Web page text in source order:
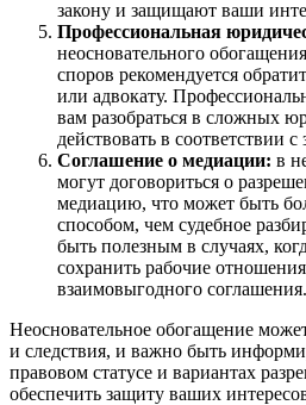
закону и защищают ваши
Профессиональная
неосновательного
споров рекомендуется
или адвокату.
вам разобраться в сложных
действовать в соответствии с
Соглашение о медиации: в
могут договориться о
медиацию, что может быть
способом, чем судебное
быть полезным в случаях,
сохранить рабочие
взаимовыгодного соглашения.
Неосновательное обогащение
и следствия, и важно быть
правовом статусе и вариантах
обеспечить защиту ваших